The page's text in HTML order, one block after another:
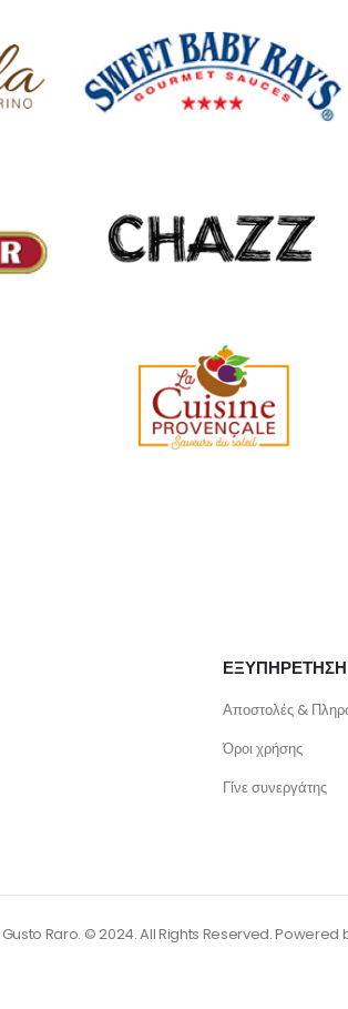
Αποστολές &
Όροι χρήσης
Γίνε συνεργάτης
Gusto Raro. © 2024. All Rights Reserved. Powered